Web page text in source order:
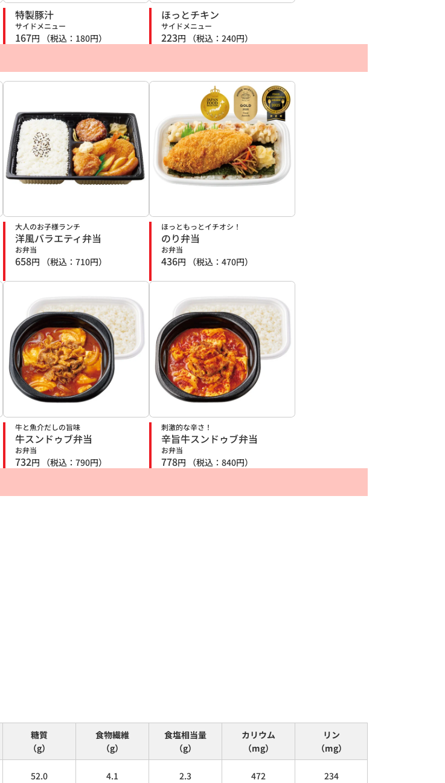
特製豚汁
サイドメニュー
167円 （税込： 180円）
ほっとチキン
サイドメニュー
223円 （税込： 240円）
大人のお子様ランチ
洋風バラエティ弁当
お弁当
658円 （税込： 710円）
ほっともっとイチオシ！
のり弁当
お弁当
436円 （税込： 470円）
牛と魚介だしの旨味
牛スンドゥブ弁当
お弁当
732円 （税込： 790円）
刺激的な辛さ！
辛旨牛スンドゥブ弁当
お弁当
778円 （税込： 840円）
糖質
（g）
52.0
食物繊維
（g）
4.1
食塩相当量
（g）
2.3
カリウム
（mg）
472
リン
（mg）
234